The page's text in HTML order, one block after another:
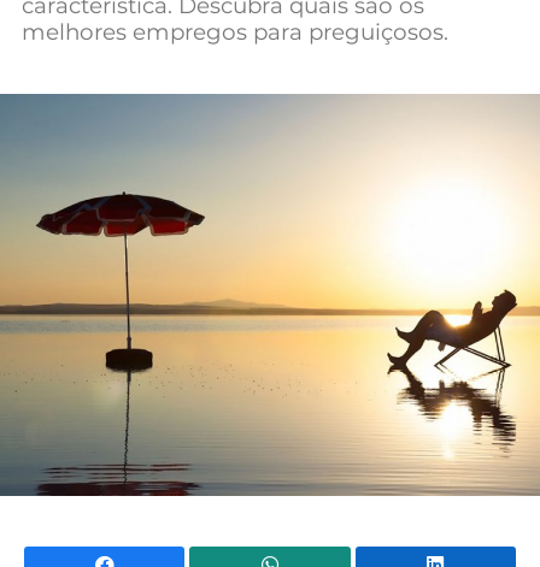
Mundial 2026
melhores empregos para preguiçosos.